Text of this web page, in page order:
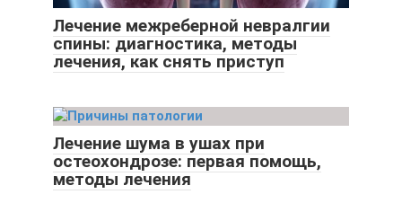
Лечение межреберной невралгии
спины: диагностика, методы
лечения, как снять приступ
Лечение шума в ушах при
остеохондрозе: первая помощь,
методы лечения